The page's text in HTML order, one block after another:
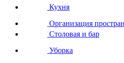
Кухня
Организация
Столовая и бар
Уборка